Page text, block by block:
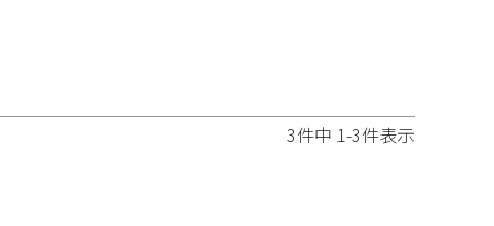
3件中 1-3件表示